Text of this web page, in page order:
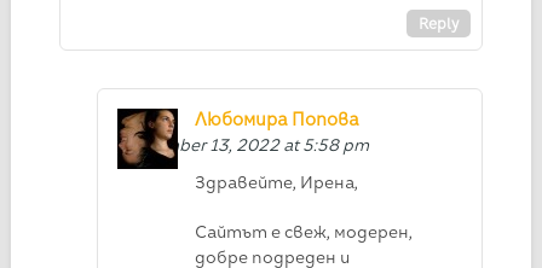
Reply
Любомира Попова
September 13, 2022 at 5:58 pm
Здравейте, Ирена,
Сайтът е свеж, модерен,
добре подреден и